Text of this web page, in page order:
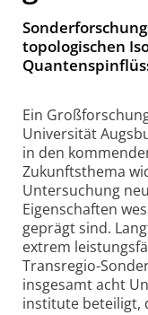
topologischen
Ein
Universität
in den
Zukunfts­thema
Untersuchung
Eigenschaften
geprägt sind.
extrem
Transregio-
insgesamt acht
institute beteiligt,